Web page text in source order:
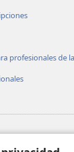
profesionales de